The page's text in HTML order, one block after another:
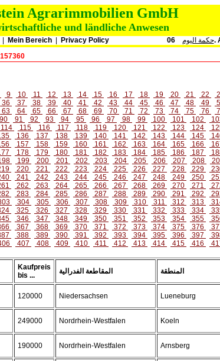
Agrarimmobilien GmbH
und ländliche Anwesen
Mein Bereich Privacy Policy حكمة اليوم
9 10 11 12 13 14 15 16 17 18 19 20 21 22
36 37 38 39 40 41 42 43 44 45 46 47 48 49
63 64 65 66 67 68 69 70 71 72 73 74 75 76
90 91 92 93 94 95 96 97 98 99 100 101 102
114 115 116 117 118 119 120 121 122 123 124
136 137 138 139 140 141 142 143 144 145
157 158 159 160 161 162 163 164 165 166
178 179 180 181 182 183 184 185 186 187
199 200 201 202 203 204 205 206 207 208
220 221 222 223 224 225 226 227 228 229
241 242 243 244 245 246 247 248 249 250
262 263 264 265 266 267 268 269 270 271
283 284 285 286 287 288 289 290 291 292
304 305 306 307 308 309 310 311 312 313
325 326 327 328 329 330 331 332 333 334
346 347 348 349 350 351 352 353 354 355
367 368 369 370 371 372 373 374 375 376
388 389 390 391 392 393 394 395 396 397
407 408 409 410 411 412 413 414 415 416
Kaufpreis
bis ...
المقاطعة الفدرالية المنطقة
120000 Niedersachsen Lueneburg
249000 Nordrhein-Westfalen Koeln
190000 Nordrhein-Westfalen Arnsberg